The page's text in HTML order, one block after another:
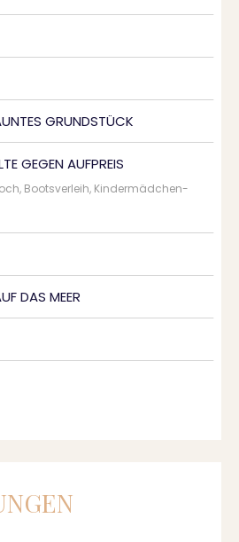
GRUNDSTÜCK
GEGEN AUFPREIS
Bootsverleih, Kindermädchen-
DAS MEER